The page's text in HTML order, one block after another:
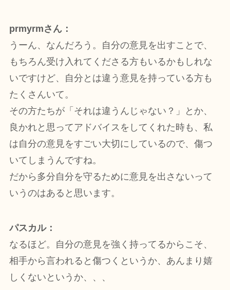
prmyrmさん：
うーん、なんだろう。自分の意見を出すことで、
もちろん受け入れてくださる方もいるかもしれな
いですけど、自分とは違う意見を持っている方も
たくさんいて。
その方たちが「それは違うんじゃない？」とか、
良かれと思ってアドバイスをしてくれた時も、私
は自分の意見をすごい大切にしているので、傷つ
いてしまうんですね。
だから多分自分を守るために意見を出さないって
いうのはあると思います。
パスカル：
なるほど。自分の意見を強く持ってるからこそ、
相手から言われると傷つくというか、あんまり嬉
しくないというか、、、